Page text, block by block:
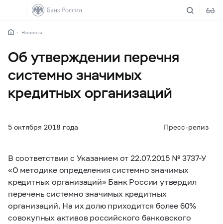
Новости
Об утверждении перечня
системно значимых
кредитных организаций
5 октября 2018 года Пресс-релиз
В соответствии с Указанием от 22.07.2015 №3737-У
«О методике определения системно значимых
кредитных организаций» Банк России утвердил
перечень системно значимых кредитных
организаций. На их долю приходится более 60%
совокупных активов российского банковского